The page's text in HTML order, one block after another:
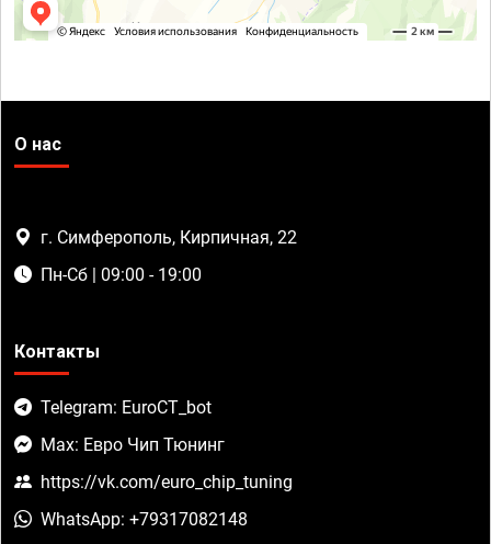
О нас
г. Симферополь, Кирпичная, 22
Пн-Сб | 09:00 - 19:00
Контакты
Telegram: EuroCT_bot
Max: Евро Чип Тюнинг
https://vk.com/euro_chip_tuning
WhatsApp: +79317082148